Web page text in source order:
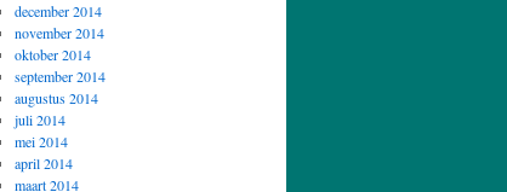
december 2014
november 2014
oktober 2014
september 2014
augustus 2014
juli 2014
mei 2014
april 2014
maart 2014